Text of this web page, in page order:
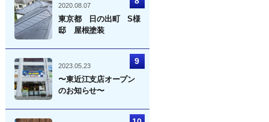
2020.08.07
東京都 日の出町 S様
邸 屋根塗装
2023.05.23
〜東近江支店オープン
のお知らせ〜